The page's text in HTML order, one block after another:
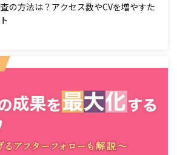
の方法は？アクセス数やCVを増やすた